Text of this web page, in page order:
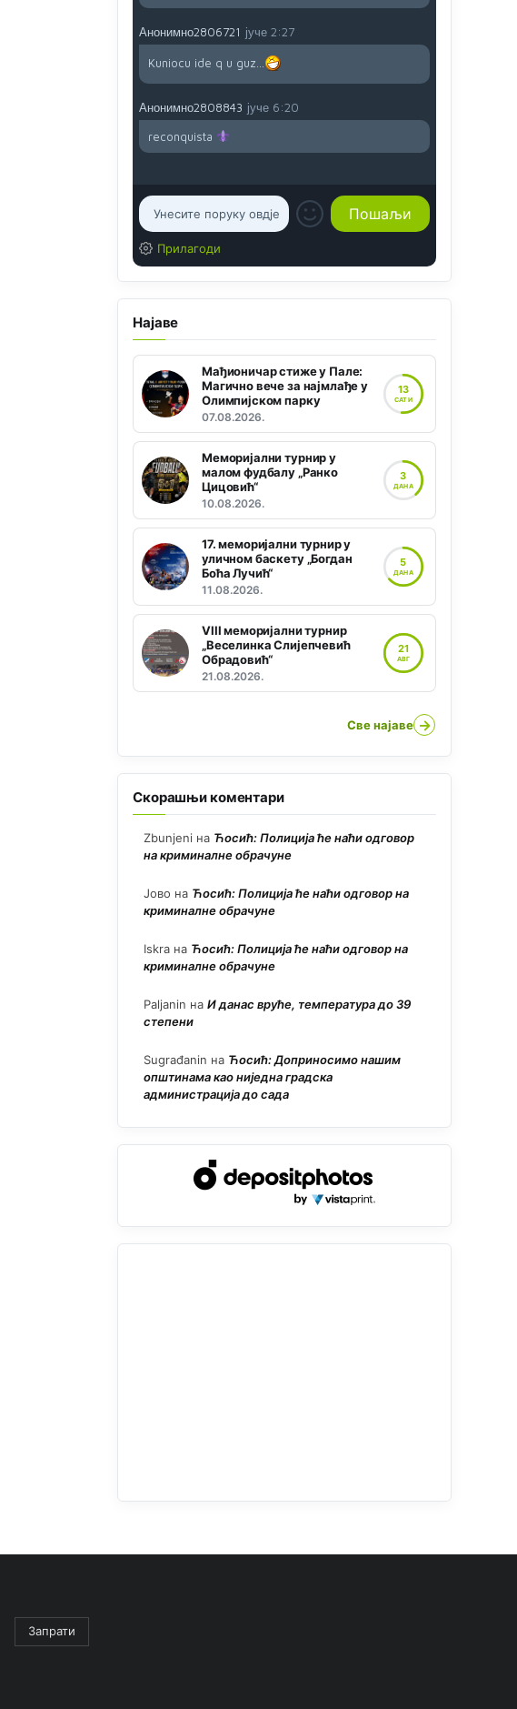
Анонимно2806721 јуче 2:27
Kuniocu ide q u guz...
Анонимно2808843 јуче 6:20
reconquista
Прилагоди
Најаве
Мађионичар стиже у Пале:
Магично вече за најмлађе у
Олимпијском парку
07.08.2026.
13
САТИ
Меморијални турнир у
малом фудбалу „Ранко
Цицовић“
10.08.2026.
3
ДАНА
17. меморијални турнир у
уличном баскету „Богдан
Боћа Лучић“
11.08.2026.
5
ДАНА
VIII меморијални турнир
„Веселинка Слијепчевић
Обрадовић“
21.08.2026.
21
АВГ
Све најаве →
Скорашњи коментари
Zbunjeni на Ћосић: Полиција ће наћи одговор
на криминалне обрачуне
Јово на Ћосић: Полиција ће наћи одговор на
криминалне обрачуне
Iskra на Ћосић: Полиција ће наћи одговор на
криминалне обрачуне
Paljanin на И данас вруће, температура до 39
степени
Sugrađanin на Ћосић: Доприносимо нашим
општинама као ниједна градска
администрација до сада
Запрати